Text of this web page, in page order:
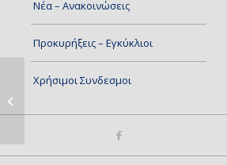
Νέα – Ανακοινώσεις
Προκυρήξεις – Εγκύκλιοι
Χρήσιμοι Συνδεσμοι